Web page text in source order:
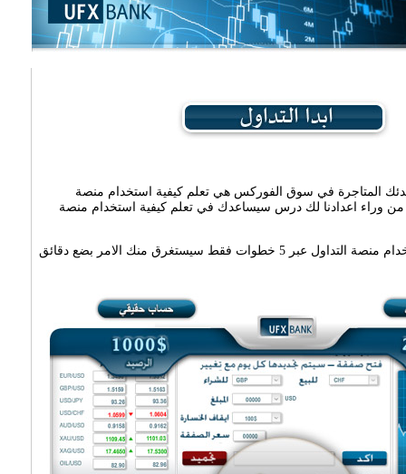
المتاجرة في سوق الفوركس هي تعلم كيفية استخدام منصة
من وراء اعدادنا لك درس سيساعدك في تعلم كيفية استخدام منصة
بامكانك تعلم كيفية استخدام منصة التداول عبر 5 خطوات فقط سيستغرق منك الامر بضع دقائق